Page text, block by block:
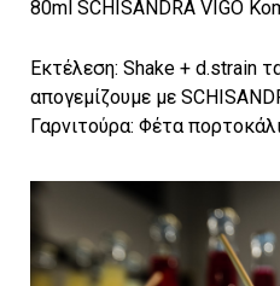
80ml SCHISANDRA VIGO
Εκτέλεση: Shake + d.strain
απογεμίζουμε με
Γαρνιτούρα: Φέτα